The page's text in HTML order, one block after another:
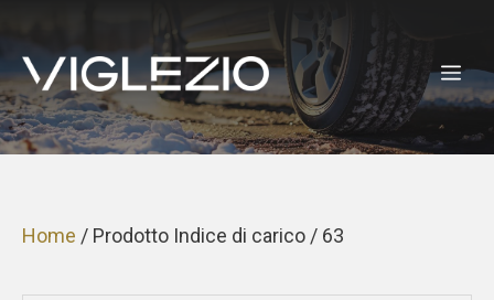
contenuto
Home / Prodotto Indice di carico / 63